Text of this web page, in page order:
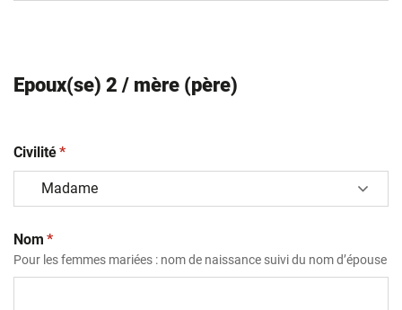
Epoux(se) 2 / mère (père)
Civilité(obligatoire)
*
Nom (obligatoire)
*
Pour les femmes mariées : nom de naissance suivi du nom d’épouse